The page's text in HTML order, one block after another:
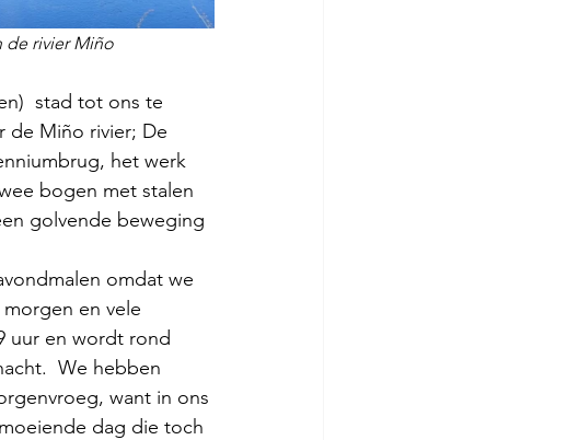
de rivier Miño
stad tot ons te
de Miño rivier; De
het werk
bogen met stalen
golvende beweging
omdat we
en vele
uur en wordt rond
We hebben
want in ons
dag die toch